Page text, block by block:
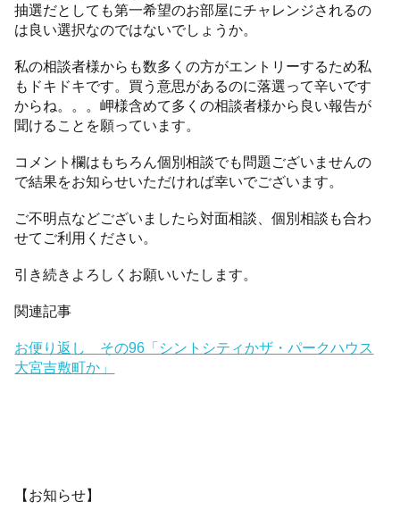
抽選だとしても第一希望のお部屋にチャレンジされるの
は良い選択なのではないでしょうか。
私の相談者様からも数多くの方がエントリーするため私
もドキドキです。買う意思があるのに落選って辛いです
からね。。。岬様含めて多くの相談者様から良い報告が
聞けることを願っています。
コメント欄はもちろん個別相談でも問題ございませんの
で結果をお知らせいただければ幸いでございます。
ご不明点などございましたら対面相談、個別相談も合わ
せてご利用ください。
引き続きよろしくお願いいたします。
関連記事
お便り返し その96「シントシティかザ・パークハウス
大宮吉敷町か」
【お知らせ】